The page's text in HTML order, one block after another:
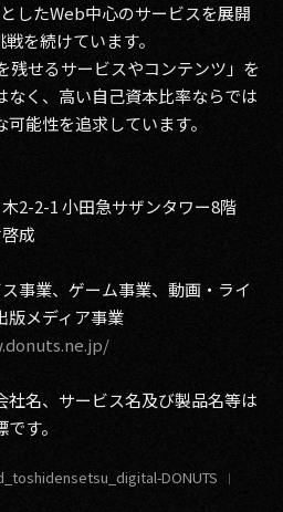
したWeb中心のサービスを展開
を続けています。
残せるサービスやコンテンツ」を
なく、高い自己資本比率ならでは
能性を追求しています。
2-2-1 小田急サザンタワー8階
成
事業、ゲーム事業、動画・ライ
版メディア事業
名、サービス名及び製品名等は
す。
DONUTS